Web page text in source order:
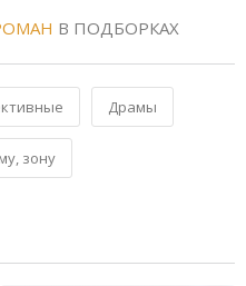
В ПОДБОРКАХ
Драмы
зону